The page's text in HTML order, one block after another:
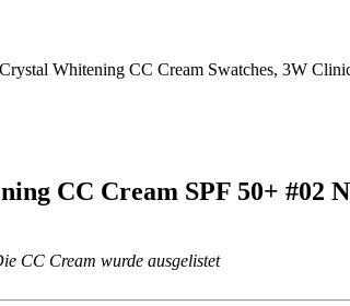
CC Cream SPF 50+ #02
CC Cream wurde ausgelistet